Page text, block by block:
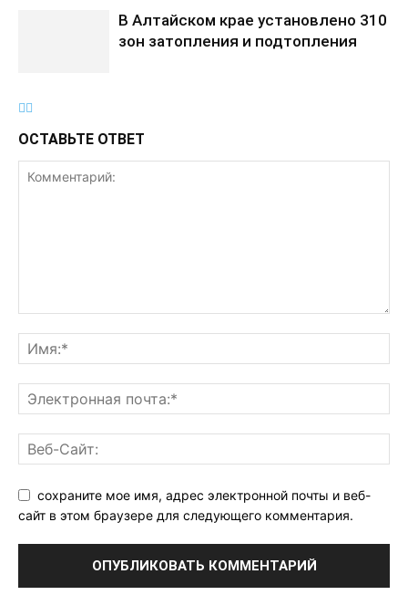
В Алтайском крае установлено 310
зон затопления и подтопления
ОСТАВЬТЕ ОТВЕТ
сохраните мое имя, адрес электронной почты и веб-
сайт в этом браузере для следующего комментария.